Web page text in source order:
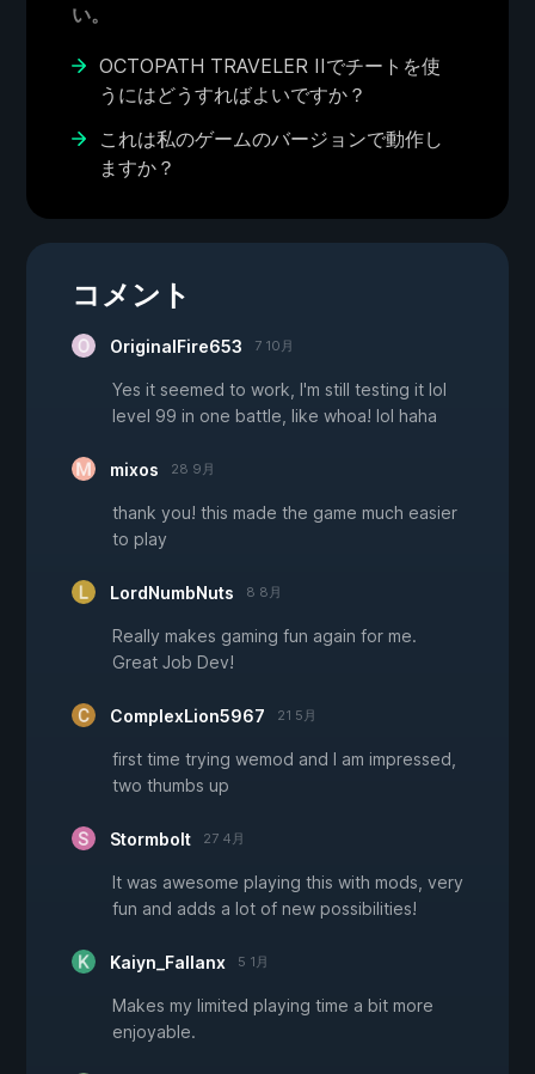
い。
OCTOPATH TRAVELER IIでチートを使
うにはどうすればよいですか？
これは私のゲームのバージョンで動作し
ますか？
コメント
OriginalFire653 7 10月
Yes it seemed to work, I'm still testing it lol
level 99 in one battle, like whoa! lol haha
mixos 28 9月
thank you! this made the game much easier
to play
LordNumbNuts 8 8月
Really makes gaming fun again for me.
Great Job Dev!
ComplexLion5967 21 5月
first time trying wemod and I am impressed,
two thumbs up
Stormbolt 27 4月
It was awesome playing this with mods, very
fun and adds a lot of new possibilities!
Kaiyn_Fallanx 5 1月
Makes my limited playing time a bit more
enjoyable.